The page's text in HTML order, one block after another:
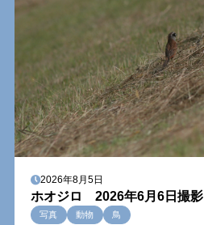
2026年8月5日
ホオジロ 2026年6月6日撮影
写真 動物 鳥